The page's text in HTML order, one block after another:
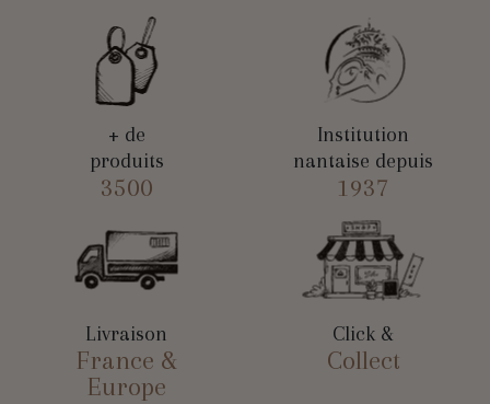
+ de
produits
3500
Institution
nantaise depuis
1937
Livraison
France &
Europe
Click &
Collect